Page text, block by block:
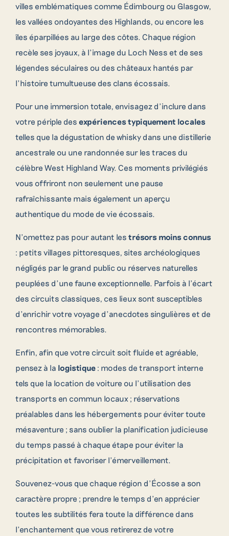
villes emblématiques comme Édimbourg ou Glasgow,
les vallées ondoyantes des Highlands, ou encore les
îles éparpillées au large des côtes. Chaque région
recèle ses joyaux, à l’image du Loch Ness et de ses
légendes séculaires ou des châteaux hantés par
l’histoire tumultueuse des clans écossais.
Pour une immersion totale, envisagez d’inclure dans
votre périple des expériences typiquement locales
telles que la dégustation de whisky dans une distillerie
ancestrale ou une randonnée sur les traces du
célèbre West Highland Way. Ces moments privilégiés
vous offriront non seulement une pause
rafraîchissante mais également un aperçu
authentique du mode de vie écossais.
N’omettez pas pour autant les trésors moins connus
: petits villages pittoresques, sites archéologiques
négligés par le grand public ou réserves naturelles
peuplées d’une faune exceptionnelle. Parfois à l’écart
des circuits classiques, ces lieux sont susceptibles
d’enrichir votre voyage d’anecdotes singulières et de
rencontres mémorables.
Enfin, afin que votre circuit soit fluide et agréable,
pensez à la logistique : modes de transport interne
tels que la location de voiture ou l’utilisation des
transports en commun locaux ; réservations
préalables dans les hébergements pour éviter toute
mésaventure ; sans oublier la planification judicieuse
du temps passé à chaque étape pour éviter la
précipitation et favoriser l’émerveillement.
Souvenez-vous que chaque région d’Écosse a son
caractère propre ; prendre le temps d’en apprécier
toutes les subtilités fera toute la différence dans
l’enchantement que vous retirerez de votre